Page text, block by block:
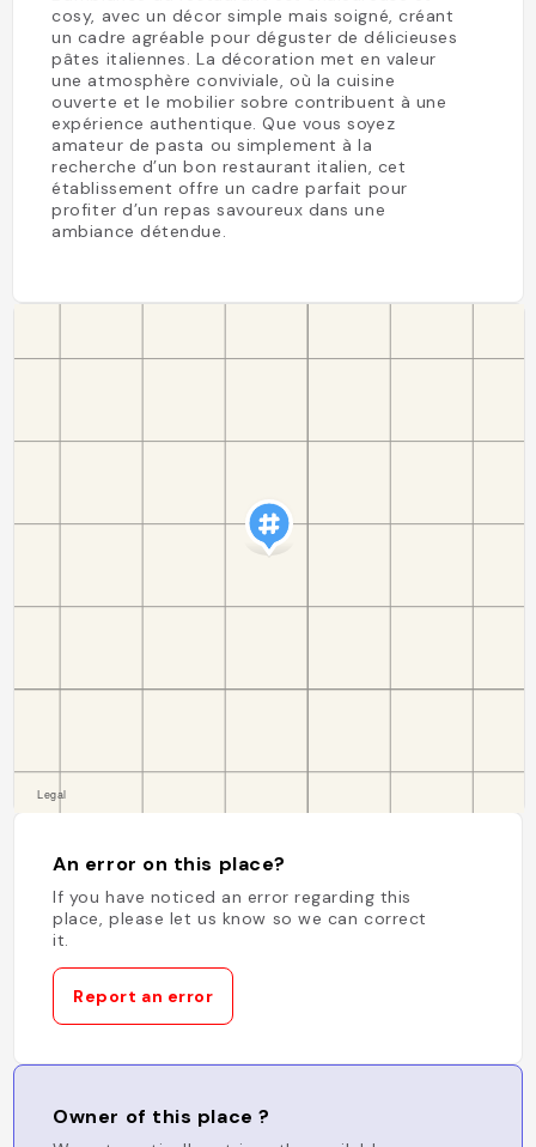
cosy, avec un décor simple mais soigné, créant
un cadre agréable pour déguster de délicieuses
pâtes italiennes. La décoration met en valeur
une atmosphère conviviale, où la cuisine
ouverte et le mobilier sobre contribuent à une
expérience authentique. Que vous soyez
amateur de pasta ou simplement à la
recherche d’un bon restaurant italien, cet
établissement offre un cadre parfait pour
profiter d’un repas savoureux dans une
ambiance détendue.
An error on this place?
If you have noticed an error regarding this
place, please let us know so we can correct
it.
Report an error
Owner of this place ?